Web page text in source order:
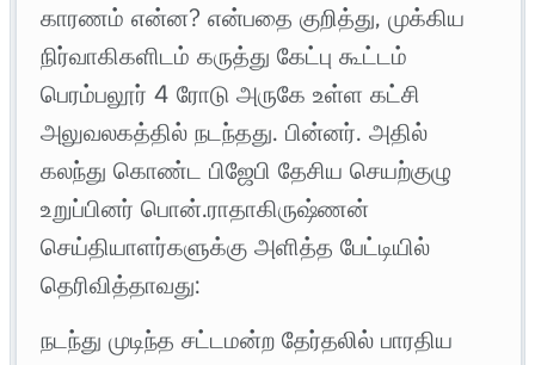
காரணம் என்ன? என்பதை குறித்து, முக்கிய
நிர்வாகிகளிடம் கருத்து கேட்பு கூட்டம்
பெரம்பலூர் 4 ரோடு அருகே உள்ள கட்சி
அலுவலகத்தில் நடந்தது. பின்னர். அதில்
கலந்து கொண்ட பிஜேபி தேசிய செயற்குழு
உறுப்பினர் பொன்.ராதாகிருஷ்ணன்
செய்தியாளர்களுக்கு அளித்த பேட்டியில்
தெரிவித்தாவது:
நடந்து முடிந்த சட்டமன்ற தேர்தலில் பாரதிய